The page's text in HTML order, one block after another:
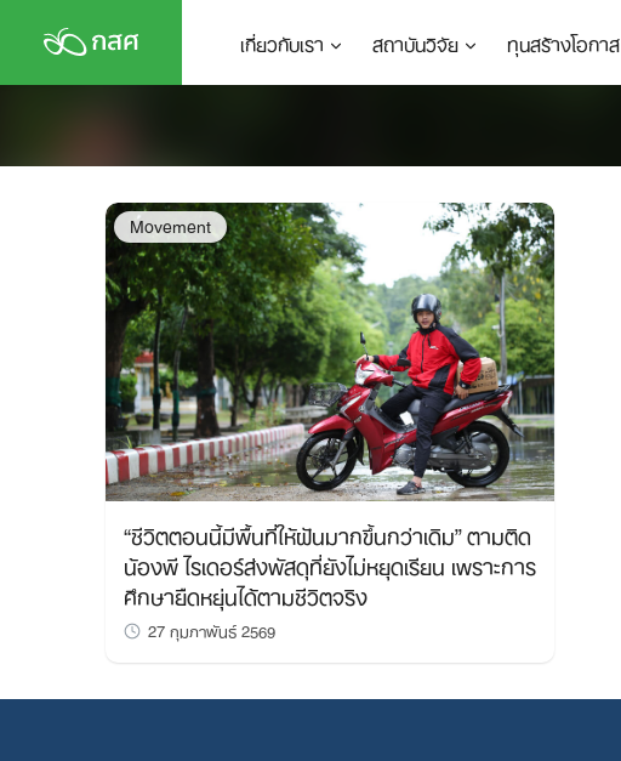
content
เกี่ยวกับเรา สถาบันวิจัย ทุนสร้างโอกาส
Movement
“ชีวิตตอนนี้มีพื้นที่ให้ฝันมากขึ้นกว่าเดิม” ตามติด
น้องพี ไรเดอร์ส่งพัสดุที่ยังไม่หยุดเรียน เพราะการ
ศึกษายืดหยุ่นได้ตามชีวิตจริง
27 กุมภาพันธ์ 2569